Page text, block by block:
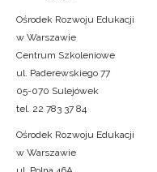
Ośrodek Rozwoju Edukacji
w Warszawie
Centrum Szkoleniowe
ul. Paderewskiego 77
05-070 Sulejówek
tel. 22 783 37 84
Ośrodek Rozwoju Edukacji
w Warszawie